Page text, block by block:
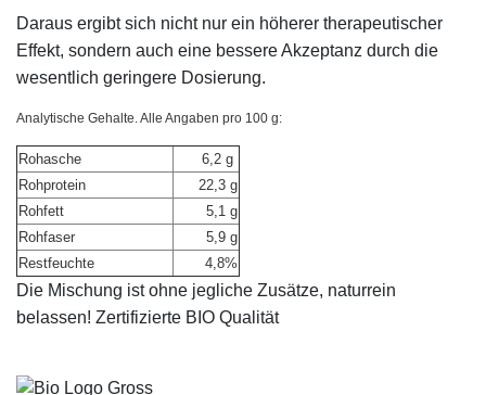
Daraus ergibt sich nicht nur ein höherer therapeutischer
Effekt, sondern auch eine bessere Akzeptanz durch die
wesentlich geringere Dosierung.
Analytische Gehalte. Alle Angaben pro 100 g:
Rohasche
6,2 g
Rohprotein
22,3 g
Rohfett
5,1 g
Rohfaser
5,9 g
Restfeuchte
4,8%
Die Mischung ist ohne jegliche Zusätze, naturrein
belassen! Zertifizierte BIO Qualität